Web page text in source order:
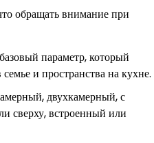
обращать внимание при
параметр, который
и пространства на кухне.
двухкамерный, с
сверху, встроенный или